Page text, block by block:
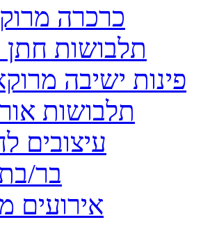
כרכרה
תלבושות חתן
פינות ישיבה
תלבושות
עיצובים
בר/
אירועים